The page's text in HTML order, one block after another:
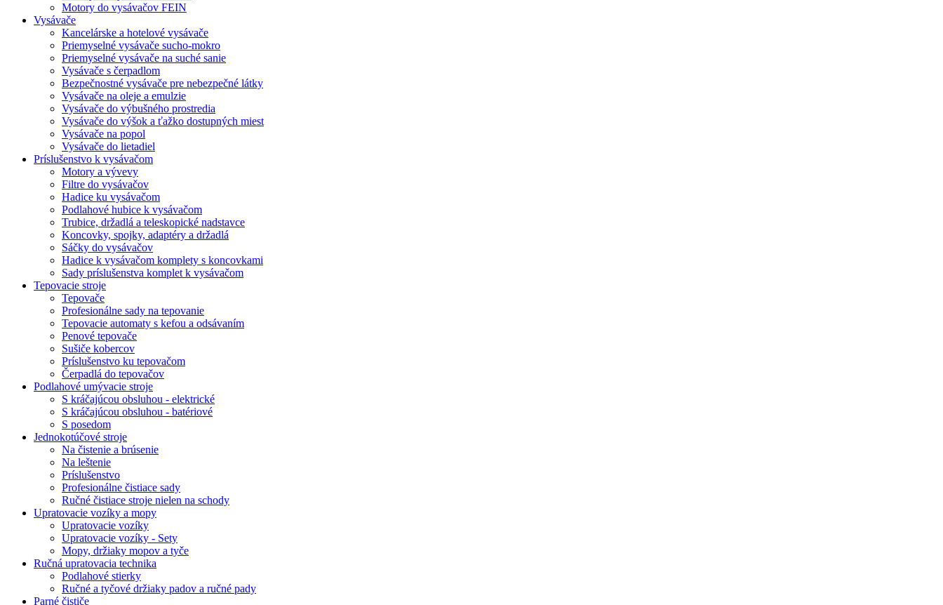
Motory do vysávačov FEIN
Vysávače
Kancelárske a hotelové vysávače
Priemyselné vysávače sucho-mokro
Priemyselné vysávače na suché sanie
Vysávače s čerpadlom
Bezpečnostné vysávače pre nebezpečné látky
Vysávače na oleje a emulzie
Vysávače do výbušného prostredia
Vysávače do výšok a ťažko dostupných miest
Vysávače na popol
Vysávače do lietadiel
Príslušenstvo k vysávačom
Motory a vývevy
Filtre do vysávačov
Hadice ku vysávačom
Podlahové hubice k vysávačom
Trubice, držadlá a teleskopické nadstavce
Koncovky, spojky, adaptéry a držadlá
Sáčky do vysávačov
Hadice k vysávačom komplety s koncovkami
Sady príslušenstva komplet k vysávačom
Tepovacie stroje
Tepovače
Profesionálne sady na tepovanie
Tepovacie automaty s kefou a odsávaním
Penové tepovače
Sušiče kobercov
Príslušenstvo ku tepovačom
Čerpadlá do tepovačov
Podlahové umývacie stroje
S kráčajúcou obsluhou - elektrické
S kráčajúcou obsluhou - batériové
S posedom
Jednokotúčové stroje
Na čistenie a brúsenie
Na leštenie
Príslušenstvo
Profesionálne čistiace sady
Ručné čistiace stroje nielen na schody
Upratovacie vozíky a mopy
Upratovacie vozíky
Upratovacie vozíky - Sety
Mopy, držiaky mopov a tyče
Ručná upratovacia technika
Podlahové stierky
Ručné a tyčové držiaky padov a ručné pady
Parné čističe